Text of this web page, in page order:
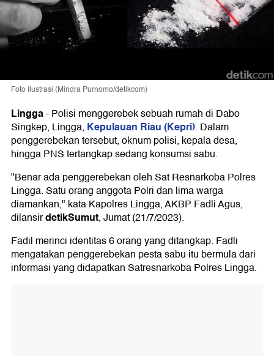
Foto Ilustrasi (Mindra Purnomo/detikcom)
Lingga-Polisi menggerebek sebuah rumah di Dabo
Singkep, Lingga, Kepulauan Riau (Kepri). Dalam
penggerebekan tersebut, oknum polisi, kepala desa,
hingga PNS tertangkap sedang konsumsi sabu.
"Benar ada penggerebekan oleh Sat Resnarkoba Polres
Lingga. Satu orang anggota Polri dan lima warga
diamankan," kata Kapolres Lingga, AKBP Fadli Agus,
dilansirdetikSumut, Jumat (21/7/2023).
Fadil merinci identitas 6 orang yang ditangkap. Fadli
mengatakan penggerebekan pesta sabu itu bermula dari
informasi yang didapatkan Satresnarkoba Polres Lingga.